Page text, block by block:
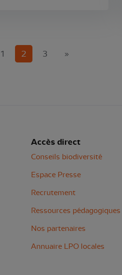
1 2 (current)
3 »
Accès direct
Conseils biodiversité
Espace Presse
Recrutement
Ressources pédagogiques
Nos partenaires
Annuaire LPO locales